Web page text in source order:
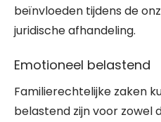
beïnvloeden tijdens de
juridische afhandeling.
Emotioneel belastend
Familierechtelijke zaken
belastend zijn voor zowel